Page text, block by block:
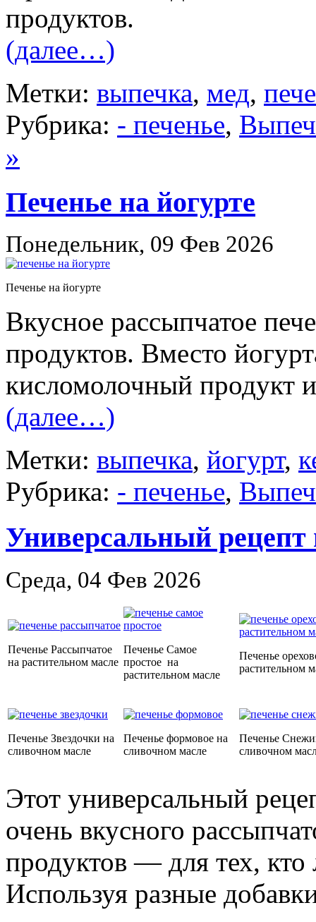
продуктов.
(далее…)
Метки: выпечка, мед,
Рубрика: - печенье,
»
Печенье на йогурте
Понедельник, 09 Фев 2026
Печенье на йогурте
Вкусное рассыпчатое
продуктов. Вместо
кисломолочный продукт
(далее…)
Метки: выпечка, йогурт,
Рубрика: - печенье,
Универсальный рецепт
Среда, 04 Фев 2026
Печенье Рассыпчатое
на растительном масле
Печенье Самое
простое на
растительном масле
Печенье
растительном
Печенье Звездочки на
сливочном масле
Печенье формовое на
сливочном масле
Печенье
сливочном
Этот универсальный
очень вкусного
продуктов — для тех, кто
Используя разные